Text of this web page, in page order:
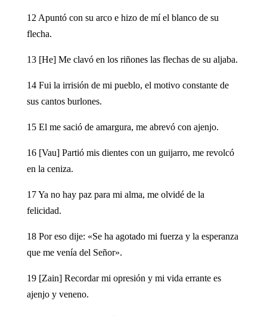
12 Apuntó con su arco e hizo de mí el blanco de su
flecha.
13 [He] Me clavó en los riñones las flechas de su aljaba.
14 Fui la irrisión de mi pueblo, el motivo constante de
sus cantos burlones.
15 El me sació de amargura, me abrevó con ajenjo.
16 [Vau] Partió mis dientes con un guijarro, me revolcó
en la ceniza.
17 Ya no hay paz para mi alma, me olvidé de la
felicidad.
18 Por eso dije: «Se ha agotado mi fuerza y la esperanza
que me venía del Señor».
19 [Zain] Recordar mi opresión y mi vida errante es
ajenjo y veneno.